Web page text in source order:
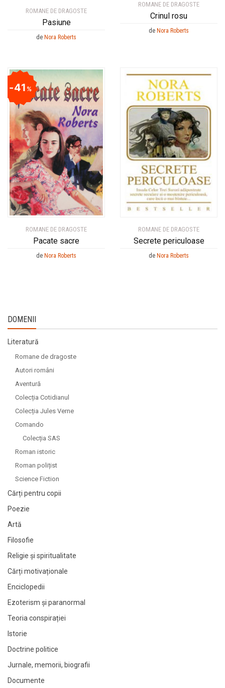
ROMANE DE DRAGOSTE
Pasiune
de Nora Roberts
ROMANE DE DRAGOSTE
Crinul rosu
de Nora Roberts
ROMANE DE DRAGOSTE
Pacate sacre
41%
de Nora Roberts
ROMANE DE DRAGOSTE
Secrete periculoase
de Nora Roberts
DOMENII
Literatură
Romane de dragoste
Autori români
Aventură
Colecția Cotidianul
Colecția Jules Verne
Comando
Colecția SAS
Roman istoric
Roman polițist
Science Fiction
Cărți pentru copii
Poezie
Artă
Filosofie
Religie și spiritualitate
Cărți motivaționale
Enciclopedii
Ezoterism și paranormal
Teoria conspirației
Istorie
Doctrine politice
Jurnale, memorii, biografii
Documente